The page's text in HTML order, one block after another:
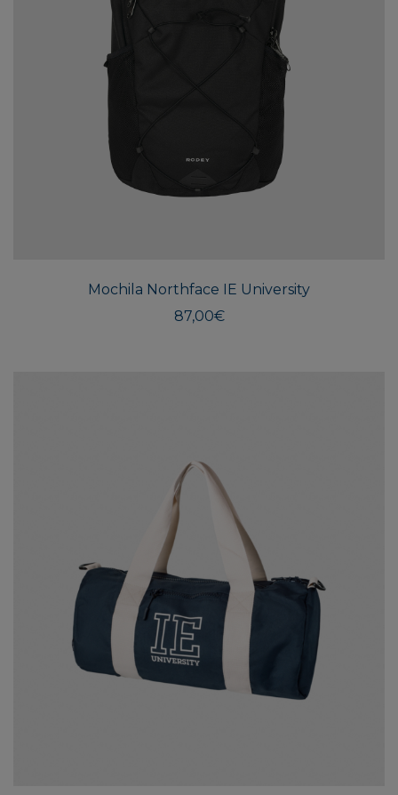
Mochila Northface IE University
87,00€